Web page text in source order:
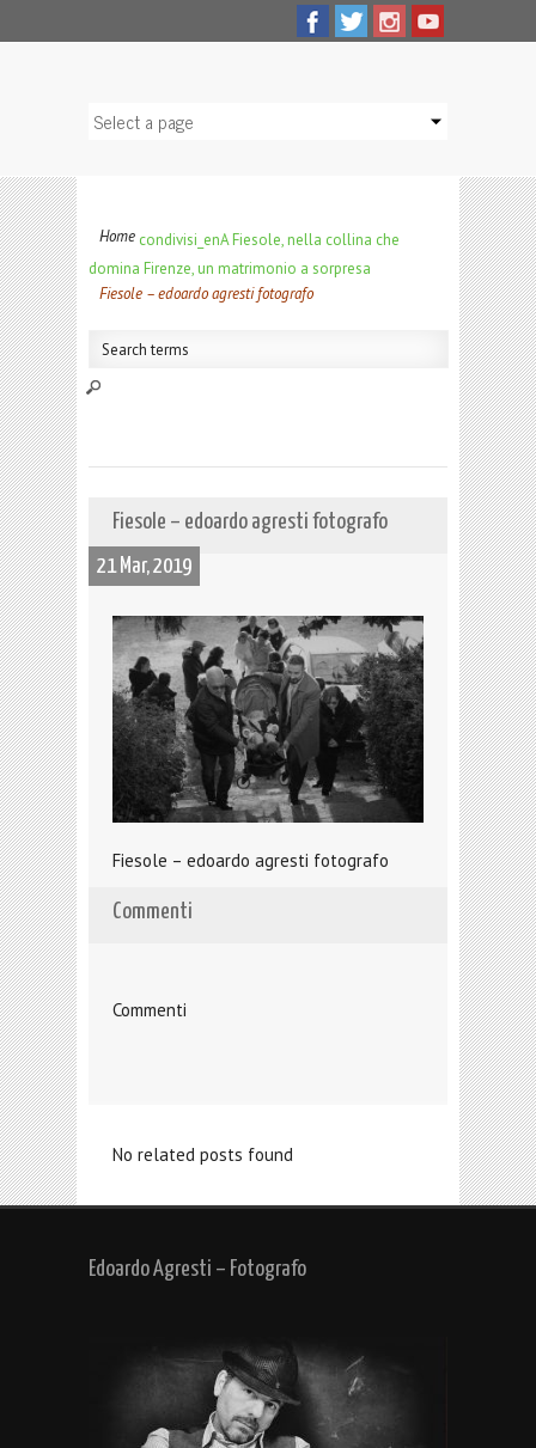
Home condivisi_enA Fiesole, nella collina che
domina Firenze, un matrimonio a sorpresa
Fiesole – edoardo agresti fotografo
Fiesole – edoardo agresti fotografo
21 Mar, 2019
Fiesole – edoardo agresti fotografo
Commenti
Commenti
No related posts found
Edoardo Agresti – Fotografo